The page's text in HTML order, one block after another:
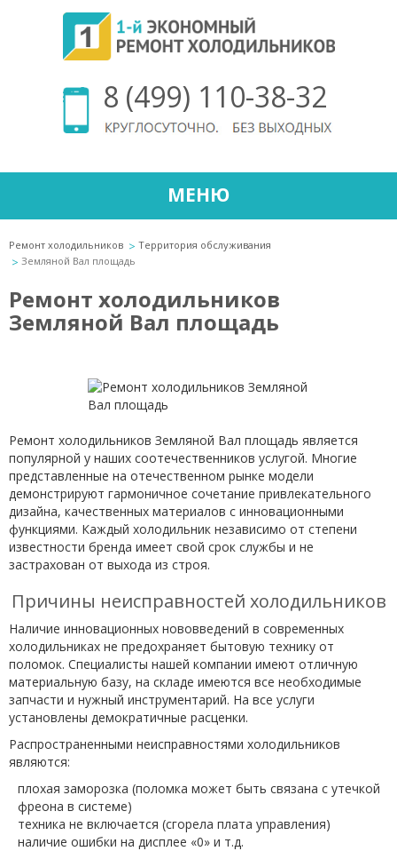
8 (499) 110-38-32
МЕНЮ
Ремонт холодильников
Территория обслуживания
Земляной Вал площадь
Ремонт холодильников
Земляной Вал площадь
Ремонт холодильников Земляной Вал площадь является
популярной у наших соотечественников услугой. Многие
представленные на отечественном рынке модели
демонстрируют гармоничное сочетание привлекательного
дизайна, качественных материалов с инновационными
функциями. Каждый холодильник независимо от степени
известности бренда имеет свой срок службы и не
застрахован от выхода из строя.
Причины неисправностей холодильников
Наличие инновационных нововведений в современных
холодильниках не предохраняет бытовую технику от
поломок. Специалисты нашей компании имеют отличную
материальную базу, на складе имеются все необходимые
запчасти и нужный инструментарий. На все услуги
установлены демократичные расценки.
Распространенными неисправностями холодильников
являются:
плохая заморозка (поломка может быть связана с утечкой
фреона в системе)
техника не включается (сгорела плата управления)
наличие ошибки на дисплее «0» и т.д.